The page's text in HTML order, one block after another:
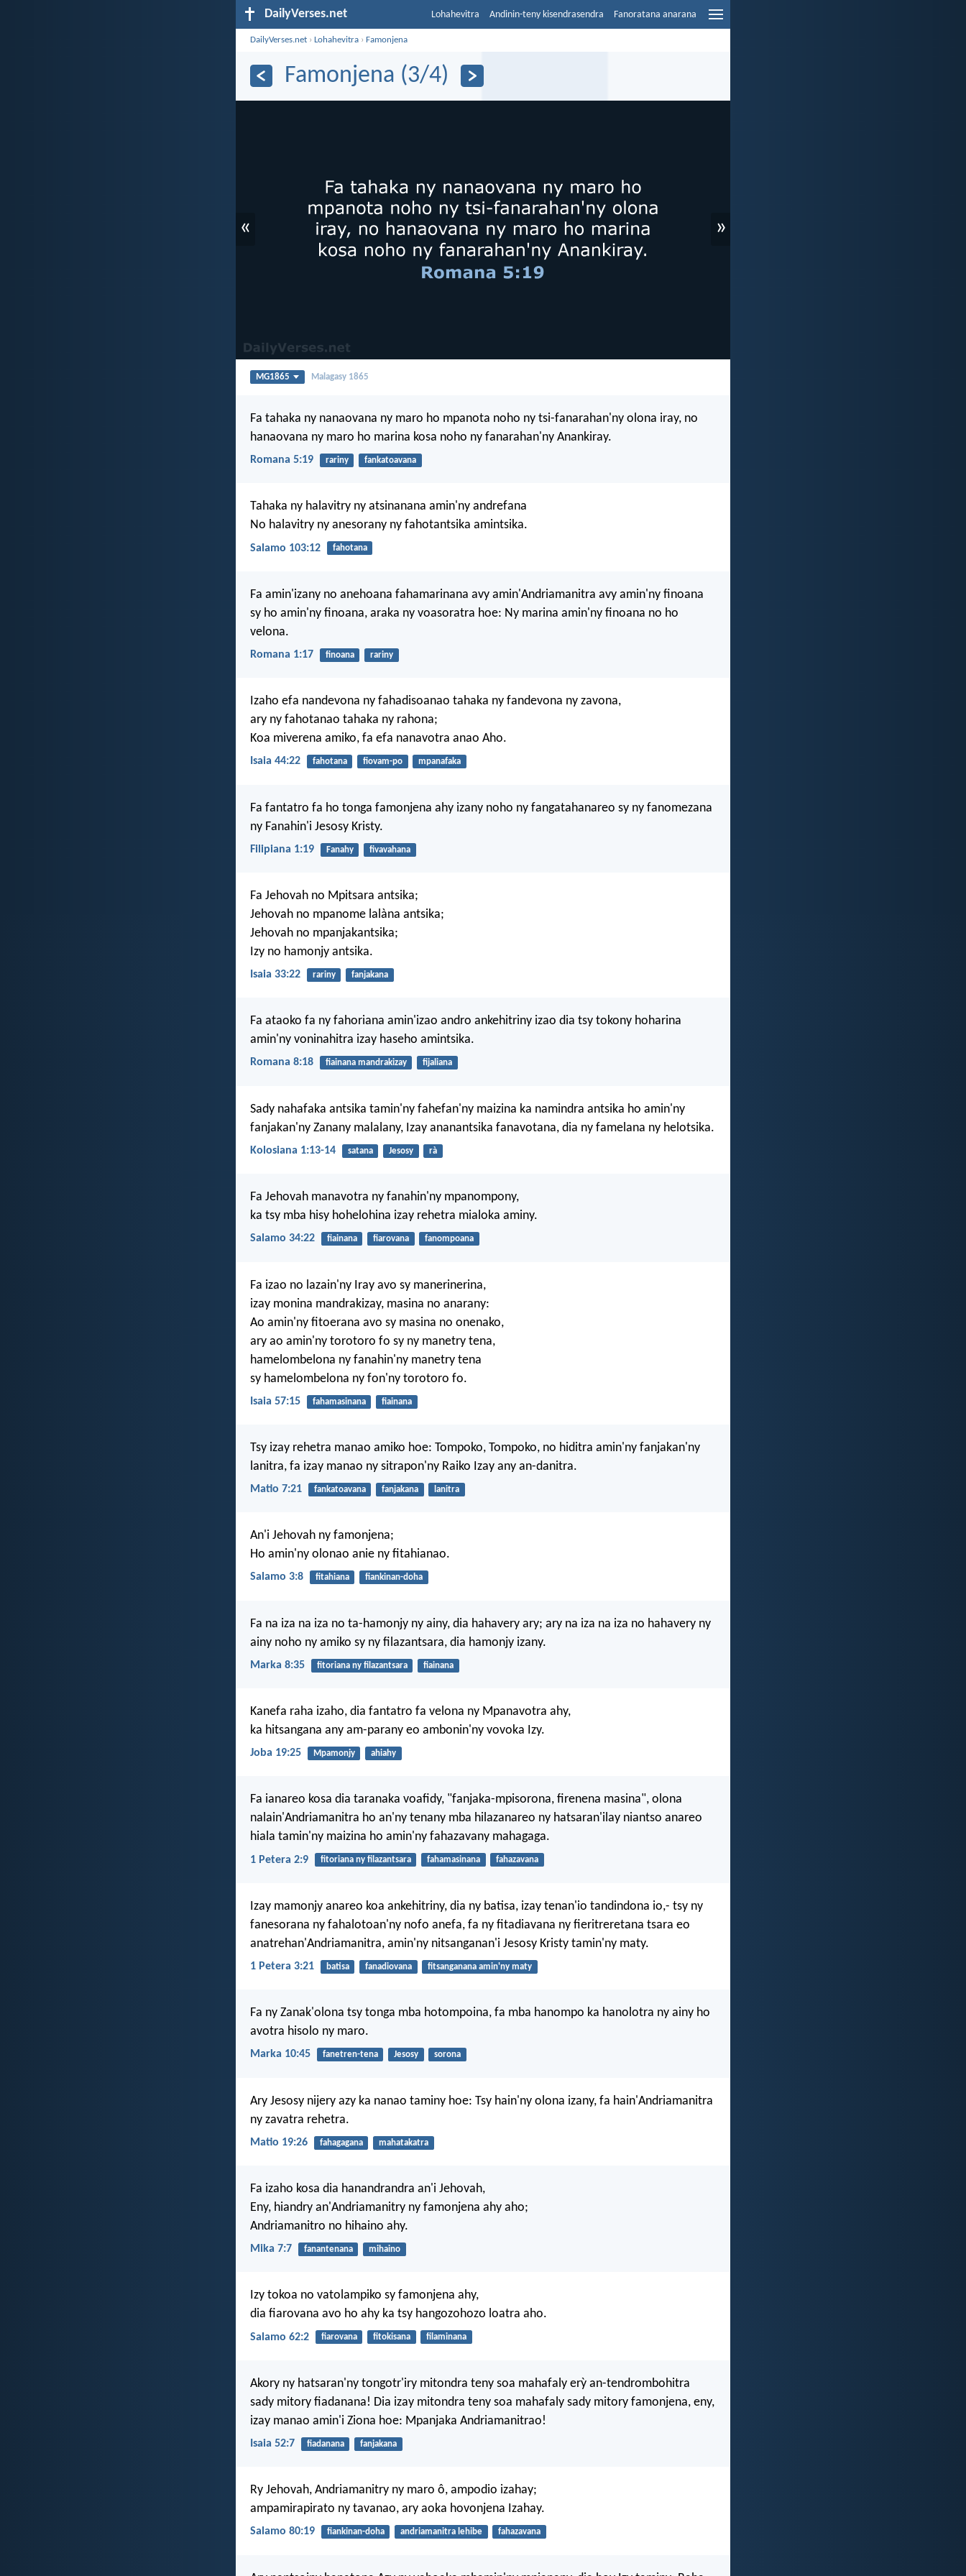
DailyVerses.net Lohahevitra Andinin-teny kisendrasendra Fanoratana anarana
DailyVerses.net ›Lohahevitra ›Famonjena
Famonjena (3/4)
« »
MG1865 Malagasy 1865
Fa tahaka ny nanaovana ny maro ho mpanota noho ny tsi-fanarahan'ny olona iray, no
hanaovana ny maro ho marina kosa noho ny fanarahan'ny Anankiray.
Romana 5:19 rariny fankatoavana
Tahaka ny halavitry ny atsinanana amin'ny andrefana
No halavitry ny anesorany ny fahotantsika amintsika.
Salamo 103:12 fahotana
Fa amin'izany no anehoana fahamarinana avy amin'Andriamanitra avy amin'ny finoana
sy ho amin'ny finoana, araka ny voasoratra hoe: Ny marina amin'ny finoana no ho
velona.
Romana 1:17 finoana rariny
Izaho efa nandevona ny fahadisoanao tahaka ny fandevona ny zavona,
ary ny fahotanao tahaka ny rahona;
Koa miverena amiko, fa efa nanavotra anao Aho.
Isaia 44:22 fahotana fiovam-po mpanafaka
Fa fantatro fa ho tonga famonjena ahy izany noho ny fangatahanareo sy ny fanomezana
ny Fanahin'i Jesosy Kristy.
Filipiana 1:19 Fanahy fivavahana
Fa Jehovah no Mpitsara antsika;
Jehovah no mpanome lalàna antsika;
Jehovah no mpanjakantsika;
Izy no hamonjy antsika.
Isaia 33:22 rariny fanjakana
Fa ataoko fa ny fahoriana amin'izao andro ankehitriny izao dia tsy tokony hoharina
amin'ny voninahitra izay haseho amintsika.
Romana 8:18 fiainana mandrakizay fijaliana
Sady nahafaka antsika tamin'ny fahefan'ny maizina ka namindra antsika ho amin'ny
fanjakan'ny Zanany malalany, Izay ananantsika fanavotana, dia ny famelana ny helotsika.
Kolosiana 1:13-14 satana Jesosy rà
Fa Jehovah manavotra ny fanahin'ny mpanompony,
ka tsy mba hisy hohelohina izay rehetra mialoka aminy.
Salamo 34:22 fiainana fiarovana fanompoana
Fa izao no lazain'ny Iray avo sy manerinerina,
izay monina mandrakizay, masina no anarany:
Ao amin'ny fitoerana avo sy masina no onenako,
ary ao amin'ny torotoro fo sy ny manetry tena,
hamelombelona ny fanahin'ny manetry tena
sy hamelombelona ny fon'ny torotoro fo.
Isaia 57:15 fahamasinana fiainana
Tsy izay rehetra manao amiko hoe: Tompoko, Tompoko, no hiditra amin'ny fanjakan'ny
lanitra, fa izay manao ny sitrapon'ny Raiko Izay any an-danitra.
Matio 7:21 fankatoavana fanjakana lanitra
An'i Jehovah ny famonjena;
Ho amin'ny olonao anie ny fitahianao.
Salamo 3:8 fitahiana fiankinan-doha
Fa na iza na iza no ta-hamonjy ny ainy, dia hahavery ary; ary na iza na iza no hahavery ny
ainy noho ny amiko sy ny filazantsara, dia hamonjy izany.
Marka 8:35 fitoriana ny filazantsara fiainana
Kanefa raha izaho, dia fantatro fa velona ny Mpanavotra ahy,
ka hitsangana any am-parany eo ambonin'ny vovoka Izy.
Joba 19:25 Mpamonjy ahiahy
Fa ianareo kosa dia taranaka voafidy, "fanjaka-mpisorona, firenena masina", olona
nalain'Andriamanitra ho an'ny tenany mba hilazanareo ny hatsaran'ilay niantso anareo
hiala tamin'ny maizina ho amin'ny fahazavany mahagaga.
1 Petera 2:9 fitoriana ny filazantsara fahamasinana fahazavana
Izay mamonjy anareo koa ankehitriny, dia ny batisa, izay tenan'io tandindona io,- tsy ny
fanesorana ny fahalotoan'ny nofo anefa, fa ny fitadiavana ny fieritreretana tsara eo
anatrehan'Andriamanitra, amin'ny nitsanganan'i Jesosy Kristy tamin'ny maty.
1 Petera 3:21 batisa fanadiovana fitsanganana amin'ny maty
Fa ny Zanak'olona tsy tonga mba hotompoina, fa mba hanompo ka hanolotra ny ainy ho
avotra hisolo ny maro.
Marka 10:45 fanetren-tena Jesosy sorona
Ary Jesosy nijery azy ka nanao taminy hoe: Tsy hain'ny olona izany, fa hain'Andriamanitra
ny zavatra rehetra.
Matio 19:26 fahagagana mahatakatra
Fa izaho kosa dia hanandrandra an'i Jehovah,
Eny, hiandry an'Andriamanitry ny famonjena ahy aho;
Andriamanitro no hihaino ahy.
Mika 7:7 fanantenana mihaino
Izy tokoa no vatolampiko sy famonjena ahy,
dia fiarovana avo ho ahy ka tsy hangozohozo loatra aho.
Salamo 62:2 fiarovana fitokisana filaminana
Akory ny hatsaran'ny tongotr'iry mitondra teny soa mahafaly erỳ an-tendrombohitra
sady mitory fiadanana! Dia izay mitondra teny soa mahafaly sady mitory famonjena, eny,
izay manao amin'i Ziona hoe: Mpanjaka Andriamanitrao!
Isaia 52:7 fiadanana fanjakana
Ry Jehovah, Andriamanitry ny maro ô, ampodio izahay;
ampamirapirato ny tavanao, ary aoka hovonjena Izahay.
Salamo 80:19 fiankinan-doha andriamanitra lehibe fahazavana